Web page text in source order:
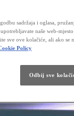
sadržaja i oglasa,
naše web-
sve ove kolačiće, ali ako se
Policy
Odbij sve